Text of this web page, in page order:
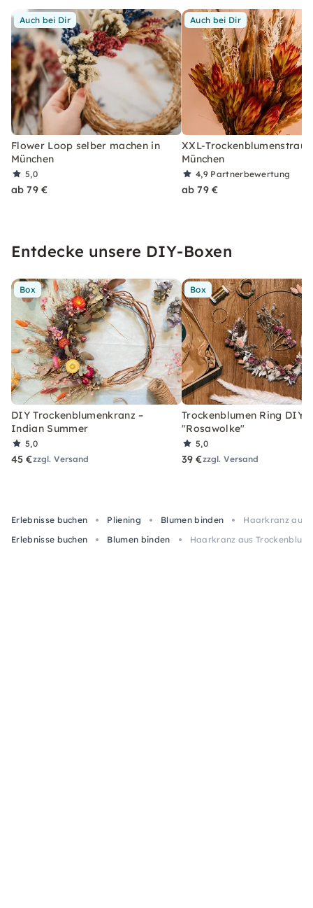
Auch bei Dir
Flower Loop selber machen in
München
5,0
ab 79 €
Auch bei Dir
XXL-
München
4,9 Partnerbewertung
ab 79 €
Entdecke unsere DIY-Boxen
Box
DIY Trockenblumenkranz –
Indian Summer
5,0
45 €zzgl. Versand
Box
Trockenblumen Ring DIY-
"Rosawolke"
5,0
39 €zzgl. Versand
Erlebnisse buchen Pliening Blumen binden
Haarkranz aus
Erlebnisse buchen
Blumen binden Haarkranz aus